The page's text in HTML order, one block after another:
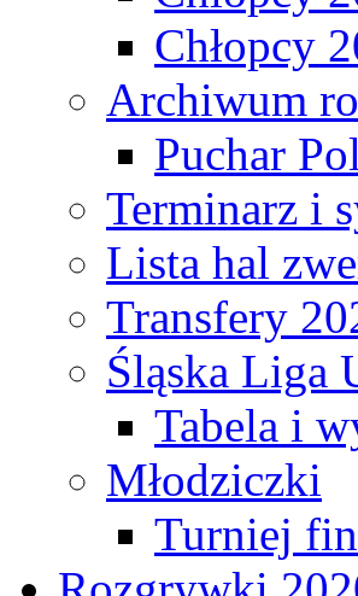
Chłopcy
Archiwum
Puchar
Terminarz i
Lista hal
Transfery
Śląska Liga
Tabela i
Młodziczki
Turniej